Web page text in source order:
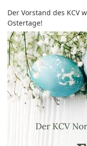
Der Vorstand des KCV
Ostertage!